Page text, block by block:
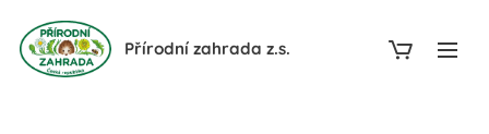
Přírodní zahrada z.s.